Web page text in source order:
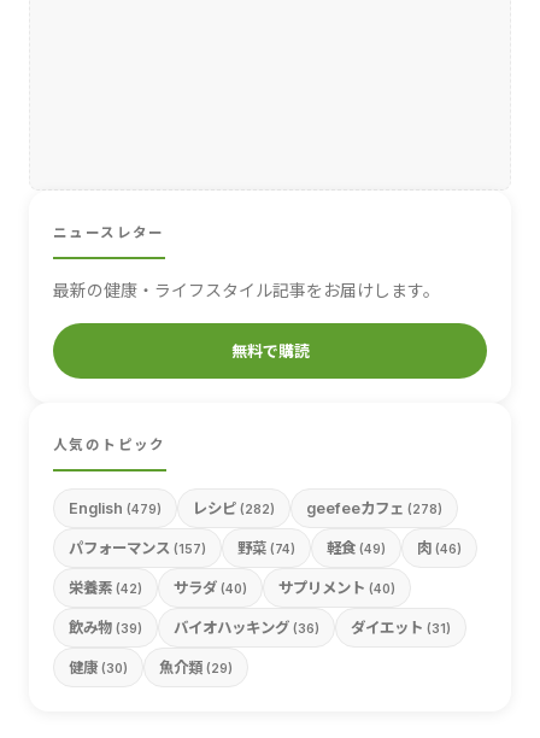
ニュースレター
最新の健康・ライフスタイル記事をお届けします。
無料で購読
人気のトピック
English (479) レシピ (282) geefeeカフェ (278)
パフォーマンス (157) 野菜 (74) 軽食 (49) 肉 (46)
栄養素 (42) サラダ (40) サプリメント (40)
飲み物 (39) バイオハッキング (36) ダイエット (31)
健康 (30) 魚介類 (29)